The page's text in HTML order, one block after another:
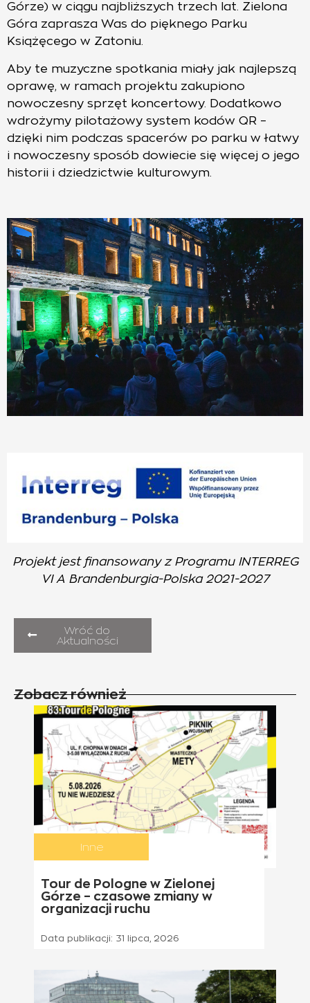
Górze) w ciągu najbliższych trzech lat. Zielona
Góra zaprasza Was do pięknego Parku
Książęcego w Zatoniu.
Aby te muzyczne spotkania miały jak najlepszą
oprawę, w ramach projektu zakupiono
nowoczesny sprzęt koncertowy. Dodatkowo
wdrożymy pilotażowy system kodów QR –
dzięki nim podczas spacerów po parku w łatwy
i nowoczesny sposób dowiecie się więcej o jego
historii i dziedzictwie kulturowym.
Projekt jest finansowany z Programu INTERREG
VI A Brandenburgia-Polska 2021-2027
Wróć do
Aktualności
Zobacz również
Inne
Tour de Pologne w Zielonej
Górze – czasowe zmiany w
organizacji ruchu
Data publikacji: 31 lipca, 2026